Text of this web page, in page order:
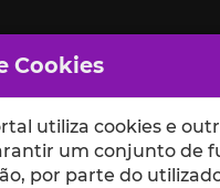
Cookies
utiliza cookies e
um conjunto de
por parte do